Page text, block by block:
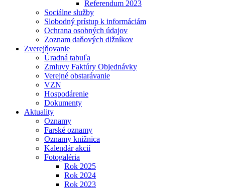
Referendum 2023
Sociálne služby
Slobodný prístup k informáciám
Ochrana osobných údajov
Zoznam daňových dlžníkov
Zverejňovanie
Úradná tabuľa
Zmluvy Faktúry Objednávky
Verejné obstarávanie
VZN
Hospodárenie
Dokumenty
Aktuality
Oznamy
Farské oznamy
Oznamy knižnica
Kalendár akcií
Fotogaléria
Rok 2025
Rok 2024
Rok 2023